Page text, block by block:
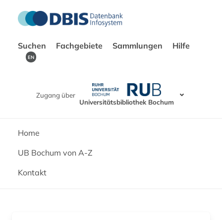
Suchen Fachgebiete Sammlungen Hilfe
EN
Zugang über
Universitätsbibliothek Bochum
Home
UB Bochum von A-Z
Kontakt